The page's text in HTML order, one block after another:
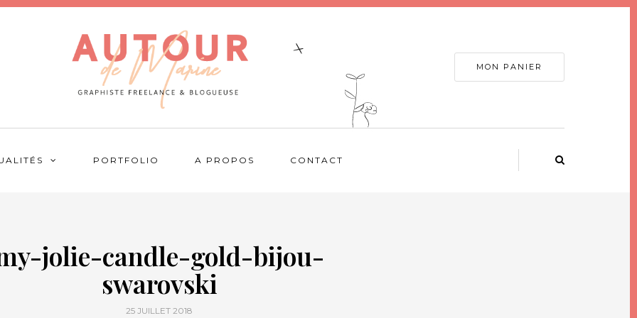
MON PANIER
PORTFOLIO A PROPOS CONTACT
jolie-candle-gold-bijou-
swarovski
25 JUILLET 2018